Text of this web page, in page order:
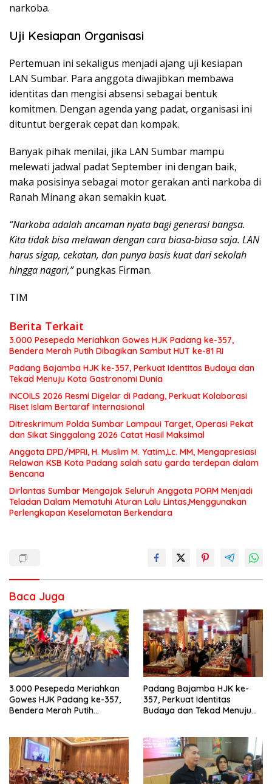
narkoba.
Uji Kesiapan Organisasi
Pertemuan ini sekaligus menjadi ajang uji kesiapan
LAN Sumbar. Para anggota diwajibkan membawa
identitas dan mengisi absensi sebagai bentuk
komitmen. Dengan agenda yang padat, organisasi ini
dituntut bergerak cepat dan kompak.
Banyak pihak menilai, jika LAN Sumbar mampu
melewati jadwal padat September ini dengan baik,
maka posisinya sebagai motor gerakan anti narkoba di
Ranah Minang akan semakin kuat.
“Narkoba adalah ancaman nyata bagi generasi bangsa.
Kita tidak bisa melawan dengan cara biasa-biasa saja. LAN
harus sigap, cekatan, dan punya basis kuat dari sekolah
hingga nagari,”pungkas Firman.
TIM
Berita Terkait
3.000 Pesepeda Meriahkan Gowes HJK Padang ke-357,
Bendera Merah Putih Dibagikan Sambut HUT ke-81 RI
Padang Bajamba HJK ke-357, Perkuat Identitas Budaya dan
Tekad Menuju Kota Gastronomi Dunia
INCOILS 2026 Resmi Digelar di Padang, Perkuat Kolaborasi
Riset Islam Bertaraf Internasional
Ditreskrimum Polda Sumbar Lampaui Target, Operasi Pekat
dan Sikat Singgalang 2026 Catat Hasil Maksimal
Anggota DPD/MPRI, H. Muslim M. Yatim,Lc. MM, Mengapresiasi
Relawan KSB Kota Padang salah satu garda terdepan dalam
Bencana
Dirlantas Sumbar Mengajak Seluruh Anggota PORM Menjadi
Teladan Dalam Mematuhi Aturan Lalu Lintas,Menggunakan
Perlengkapan Keselamatan Berkendara
Baca Juga
3.000 Pesepeda Meriahkan
Gowes HJK Padang ke-357,
Bendera Merah Putih
Padang Bajamba HJK ke-
357, Perkuat Identitas
Budaya dan Tekad Menuju